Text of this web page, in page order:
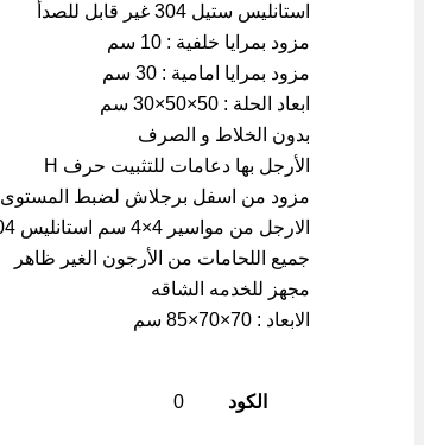
استانليس ستيل 304 غير قابل للصدأ
مزود بمرايا خلفية : 10 سم
مزود بمرايا امامية : 30 سم
ابعاد الحلة : 50×50×30 سم
بدون الخلاط و الصرف
الأرجل بها دعامات للتثبيت حرف H
مزود من اسفل برجلاش لضبط المستوى
الارجل من مواسير 4×4 سم استانليس 304
جميع اللحامات من الأرجون الغير ظاهر
مجهز للخدمه الشاقه
الابعاد : 70×70×85 سم
الكود 0